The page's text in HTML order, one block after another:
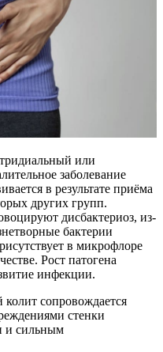
или
заболевание
в результате приёма
других групп.
дисбактериоз, из-
бактерии
в микрофлоре
Рост патогена
инфекции.
сопровождается
стенки
и сильным